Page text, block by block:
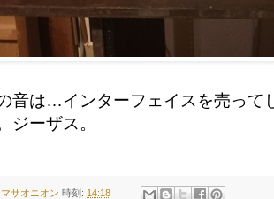
音は…インターフェイスを売って
ジーザス。
マサオニオン 時刻: 14:18